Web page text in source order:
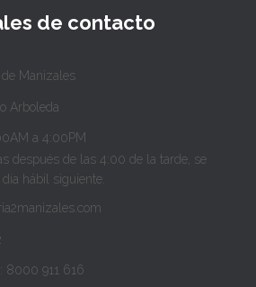
de contacto
Manizales
Arboleda
a 4:00PM
después de las 4:00 de la tarde, se
hábil siguiente.
8000 911 616